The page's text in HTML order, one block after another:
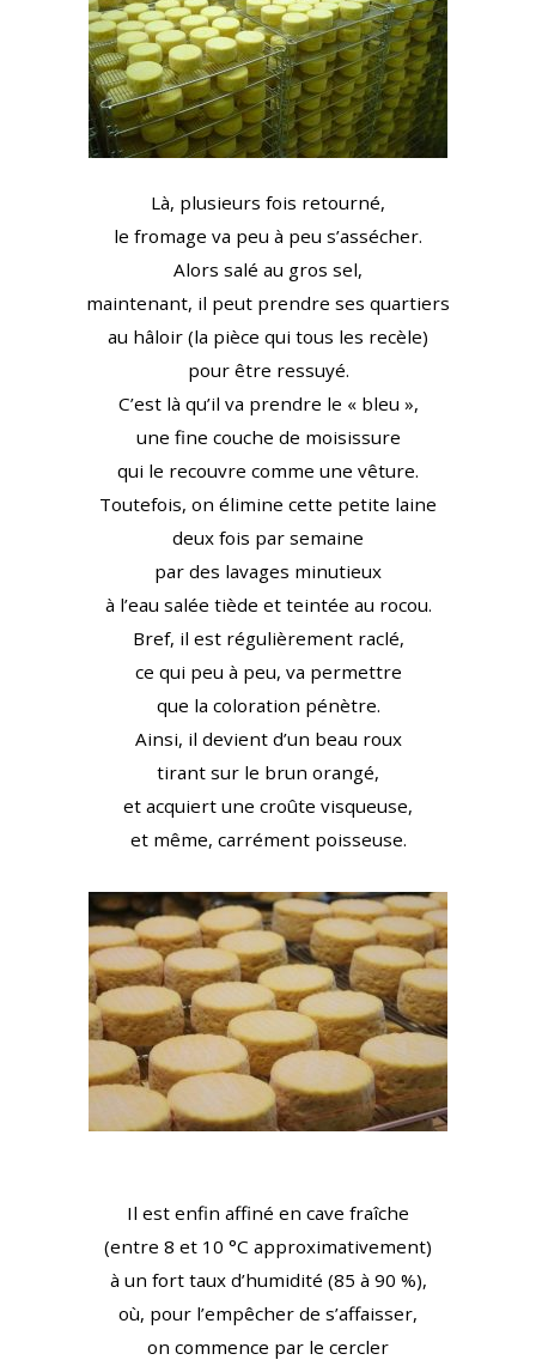
Là, plusieurs fois retourné,
le fromage va peu à peu s’assécher.
Alors salé au gros sel,
maintenant, il peut prendre ses quartiers
au hâloir (la pièce qui tous les recèle)
pour être ressuyé.
C’est là qu’il va prendre le « bleu »,
une fine couche de moisissure
qui le recouvre comme une vêture.
Toutefois, on élimine cette petite laine
deux fois par semaine
par des lavages minutieux
à l’eau salée tiède et teintée au rocou.
Bref, il est régulièrement raclé,
ce qui peu à peu, va permettre
que la coloration pénètre.
Ainsi, il devient d’un beau roux
tirant sur le brun orangé,
et acquiert une croûte visqueuse,
et même, carrément poisseuse.
Il est enfin affiné en cave fraîche
(entre 8 et 10 °C approximativement)
à un fort taux d’humidité (85 à 90 %),
où, pour l’empêcher de s’affaisser,
on commence par le cercler